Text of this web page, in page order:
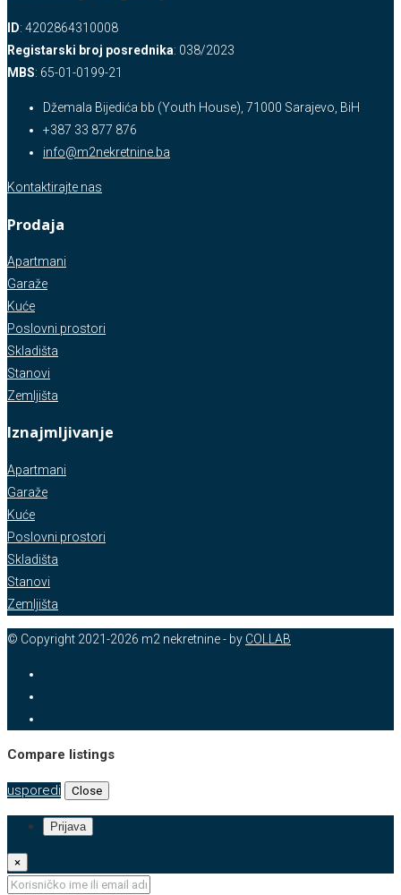
ID: 4202864310008
Registarski broj posrednika: 038/2023
MBS: 65-01-0199-21
Džemala Bijedića bb (Youth House), 71000 Sarajevo, BiH
+387 33 877 876
info@m2nekretnine.ba
Kontaktirajte nas
Prodaja
Apartmani
Garaže
Kuće
Poslovni prostori
Skladišta
Stanovi
Zemljišta
Iznajmljivanje
Apartmani
Garaže
Kuće
Poslovni prostori
Skladišta
Stanovi
Zemljišta
© Copyright 2021-2026 m2 nekretnine - by COLLAB
Compare listings
usporedi Close
Prijava
×